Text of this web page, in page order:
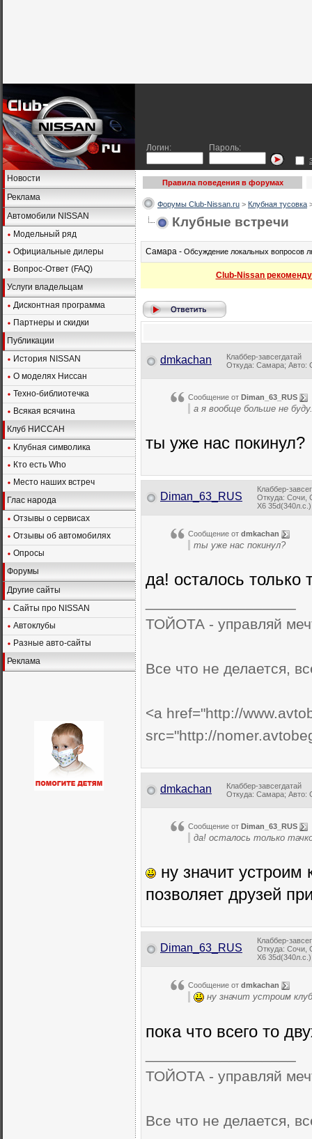
Логин: Пароль:
Новости
Реклама
Автомобили NISSAN
Модельный ряд
Официальные дилеры
Вопрос-Ответ (FAQ)
Услуги владельцам
Дисконтная программа
Партнеры и скидки
Публикации
История NISSAN
О моделях Ниссан
Техно-библиотечка
Всякая всячина
Клуб НИССАН
Клубная символика
Кто есть Who
Место наших встреч
Глас народа
Отзывы о сервисах
Отзывы об автомобилях
Опросы
Форумы
Другие сайты
Сайты про NISSAN
Автоклубы
Разные авто-сайты
Реклама
Правила поведения в форумах
Форумы Club-Nissan.ru > Клубная тусовка
Клубные встречи
Самара - Обсуждение локальных вопросов
Club-Nissan
dmkachan
Клаббер-завсегдатай
Откуда: Самара; Авто:
Сообщение от Diman_63_RUS
а я вообще больше не
ты уже нас покинул?
Diman_63_RUS
Клаббер-
Откуда: Сочи,
X6
Сообщение от dmkachan
ты уже нас покинул?
да! осталось только
ТОЙОТА - управляй
Все что не делается,
<a href="http://
src="http://
dmkachan
Клаббер-завсегдатай
Откуда: Самара; Авто:
Сообщение от Diman_63_RUS
да! осталось только
ну значит
позволяет друзей
Diman_63_RUS
Клаббер-
Откуда: Сочи,
X6
Сообщение от dmkachan
ну значит устроим
пока что всего то
ТОЙОТА - управляй
Все что не делается,